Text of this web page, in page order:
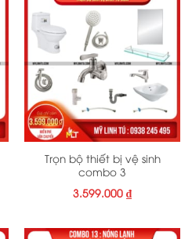
Trọn bộ thiết bị vệ sinh
combo 3
3.599.000 ₫